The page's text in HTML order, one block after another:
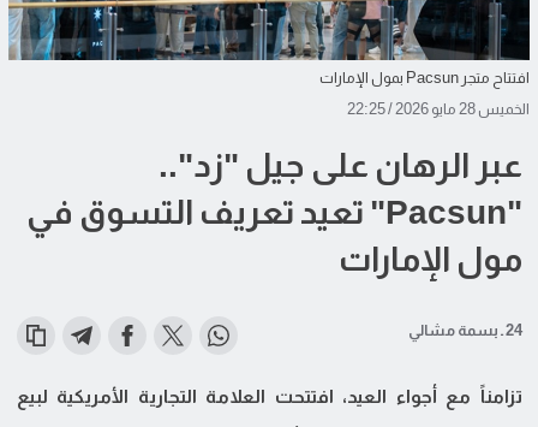
افتتاح متجر Pacsun بمول الإمارات
الخميس 28 مايو 2026 / 22:25
عبر الرهان على جيل "زد"..
"Pacsun" تعيد تعريف التسوق في
مول الإمارات
24 ـ بسمة مشالي
تزامناً مع أجواء العيد، افتتحت العلامة التجارية الأمريكية لبيع